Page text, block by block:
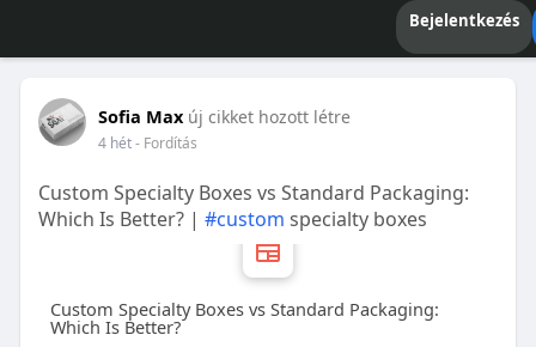
Bejelentkezés
Sofia Max új cikket hozott létre
4 hét- Fordítás
Custom Specialty Boxes vs Standard Packaging:
Which Is Better? | #custom specialty boxes
Custom Specialty Boxes vs Standard Packaging:
Which Is Better?